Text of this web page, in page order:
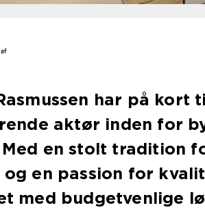
har på kort
aktør inden for
Med en stolt tradition
en passion for
med budgetvenlige